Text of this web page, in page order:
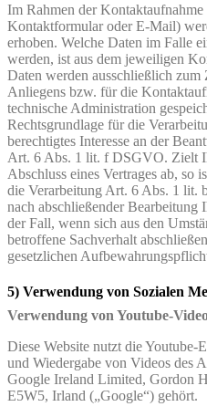
Im Rahmen der
Kontaktformular oder E-Mail)
erhoben. Welche Daten im Falle
werden, ist aus dem jeweiligen
Daten werden ausschließlich
Anliegens bzw. für die
technische Administration
Rechtsgrundlage für die
berechtigtes Interesse an der
Art. 6 Abs. 1 lit. f DSGVO. Zielt
Abschluss eines Vertrages ab, so
die Verarbeitung Art. 6 Abs. 1 lit.
nach abschließender Bearbeitung
der Fall, wenn sich aus den
betroffene Sachverhalt
gesetzlichen
5) Verwendung von Sozialen
Verwendung von Youtube-
Diese Website nutzt die
und Wiedergabe von Videos des
Google Ireland Limited, Gordon
E5W5, Irland („Google“) gehört.